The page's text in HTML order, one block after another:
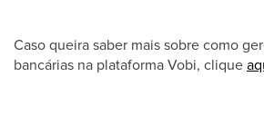
Caso queira saber mais sobre como
bancárias na plataforma Vobi, clique